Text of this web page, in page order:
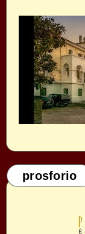
prosforio